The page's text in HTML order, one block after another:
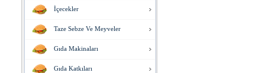
İçecekler
Taze Sebze Ve Meyveler
Gıda Makinaları
Gıda Katkıları